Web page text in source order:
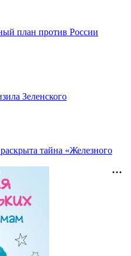
план против России
Зеленского
тайна «Железного